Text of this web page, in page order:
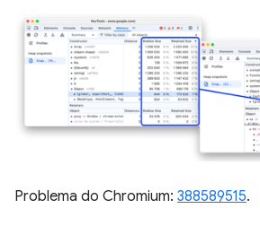
Problema do Chromium: 388589515.